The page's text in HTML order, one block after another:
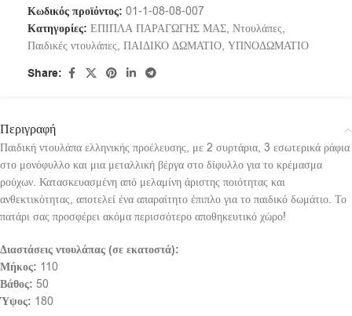
Κωδικός προϊόντος: 01-1-08-08-007
Κατηγορίες: ΕΠΙΠΛΑ ΠΑΡΑΓΩΓΗΣ ΜΑΣ, Ντουλάπες,
Παιδικές ντουλάπες, ΠΑΙΔΙΚΟ ΔΩΜΑΤΙΟ, ΥΠΝΟΔΩΜΑΤΙΟ
Share:
Περιγραφή
Παιδική ντουλάπα ελληνικής προέλευσης, με 2 συρτάρια, 3 εσωτερικά ράφια
στο μονόφυλλο και μια μεταλλική βέργα στο δίφυλλο για το κρέμασμα
ρούχων. Κατασκευασμένη από μελαμίνη άριστης ποιότητας και
ανθεκτικότητας, αποτελεί ένα απαραίτητο έπιπλο για το παιδικό δωμάτιο. Το
πατάρι σας προσφέρει ακόμα περισσότερο αποθηκευτικό χώρο!
Διαστάσεις ντουλάπας (σε εκατοστά):
Μήκος: 110
Βάθος: 50
Ύψος: 180